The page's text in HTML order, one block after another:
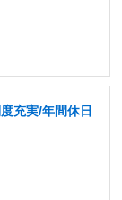
充実/年間休日